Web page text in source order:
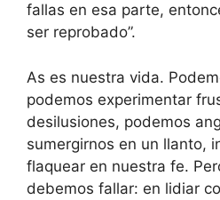
fallas en esa parte,
ser reprobado”.
As es nuestra vida.
podemos experimentar
desilusiones, podemos
sumergirnos en un llanto,
flaquear en nuestra fe.
debemos fallar: en lidiar